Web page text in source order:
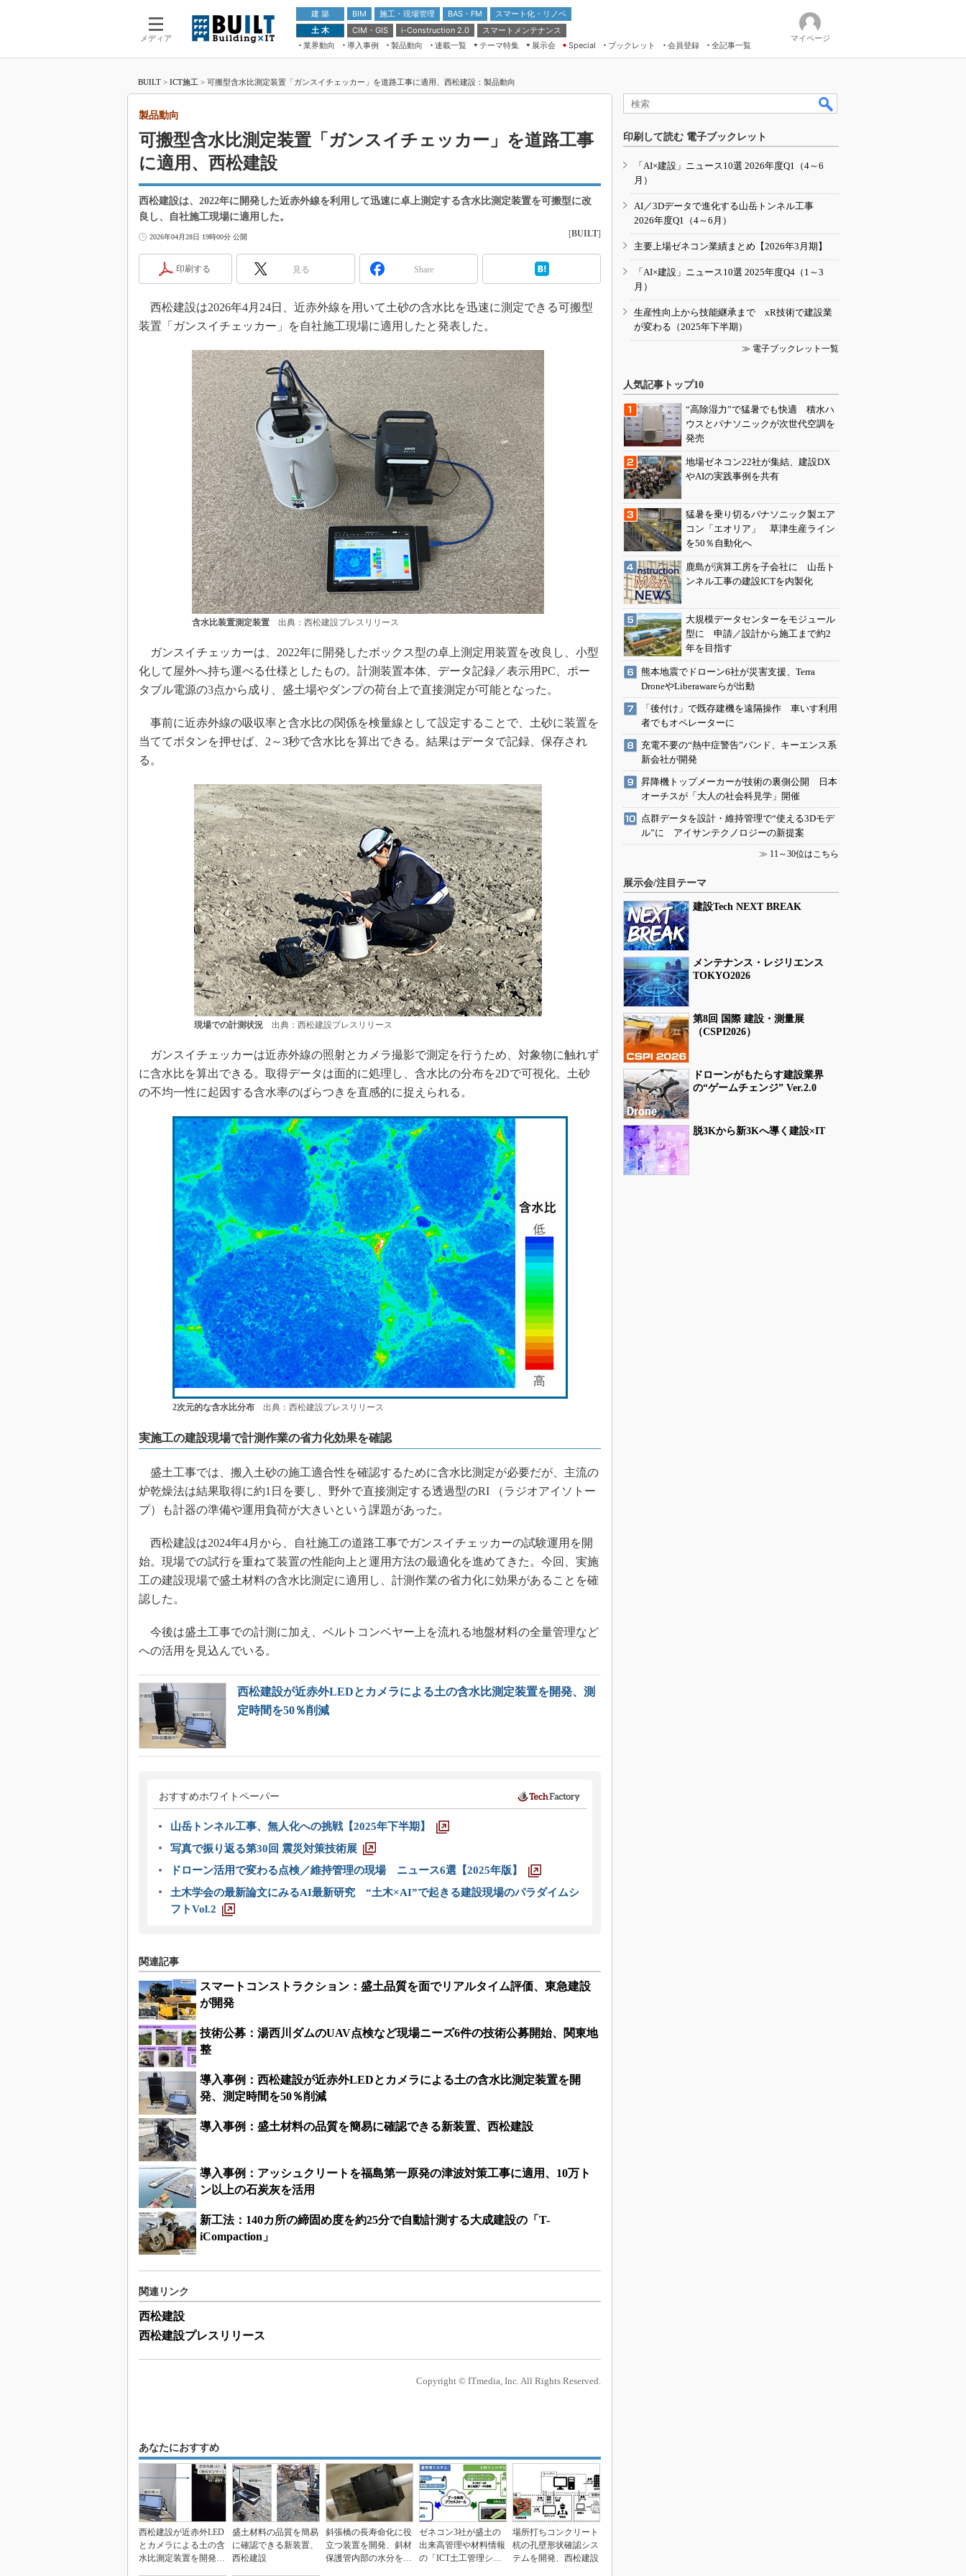
メディア
建 築 BIM 施工・現場管理 BAS・FM
スマート化・リノベ
土 木
CIM・GIS i-Construction 2.0
スマートメンテナンス
業界動向
導入事例 製品動向 連載一覧
テーマ特集
ドローンがもたらす建設業界の“ゲー
ムチェンジ” Ver.2.0
“Society5.0”時代のスマートビル
展示会
第8回 国際 建設・測量展
築・土木・不動産の先端技術展－
メンテナンス・レジリエンスOSAKA
IGAS2018
Special ブックレット 会員登録 全記事一覧
マイページ
BUILT > ICT施工 > 可搬型含水比測定装置「ガンスイチェッカー」を道路工事に適用、西松建設：製品動向
可搬型含水比測定装置「ガンスイチェッカー」を道路工事
に適用、西松建設
製品動向
西松建設は、2022年に開発した近赤外線を利用して迅速に卓上測定する含水比測定装置を可搬型に改
良し、自社施工現場に適用した。
2026年04月28日 19時00分 公開 [BUILT]
印刷する 見る Share
西松建設は2026年4月24日、近赤外線を用いて土砂の含水比を迅速に測定できる可搬型
装置「ガンスイチェッカー」を自社施工現場に適用したと発表した。
含水比装置測定装置出典：西松建設プレスリリース
ガンスイチェッカーは、2022年に開発したボックス型の卓上測定用装置を改良し、小型
化して屋外へ持ち運べる仕様としたもの。計測装置本体、データ記録／表示用PC、ポー
タブル電源の3点から成り、盛土場やダンプの荷台上で直接測定が可能となった。
事前に近赤外線の吸収率と含水比の関係を検量線として設定することで、土砂に装置を
当ててボタンを押せば、2～3秒で含水比を算出できる。結果はデータで記録、保存され
る。
現場での計測状況出典：西松建設プレスリリース
ガンスイチェッカーは近赤外線の照射とカメラ撮影で測定を行うため、対象物に触れず
に含水比を算出できる。取得データは面的に処理し、含水比の分布を2Dで可視化。土砂
の不均一性に起因する含水率のばらつきを直感的に捉えられる。
2次元的な含水比分布出典：西松建設プレスリリース
実施工の建設現場で計測作業の省力化効果を確認
盛土工事では、搬入土砂の施工適合性を確認するために含水比測定が必要だが、主流の
炉乾燥法は結果取得に約1日を要し、野外で直接測定する透過型のRI （ラジオアイソトー
プ）も計器の準備や運用負荷が大きいという課題があった。
西松建設は2024年4月から、自社施工の道路工事でガンスイチェッカーの試験運用を開
始。現場での試行を重ねて装置の性能向上と運用方法の最適化を進めてきた。今回、実施
工の建設現場で盛土材料の含水比測定に適用し、計測作業の省力化に効果があることを確
認した。
今後は盛土工事での計測に加え、ベルトコンベヤー上を流れる地盤材料の全量管理など
への活用を見込んでいる。
西松建設が近赤外LEDとカメラによる土の含水比測定装置を開発、測
定時間を50％削減
おすすめホワイトペーパー
山岳トンネル工事、無人化への挑戦【2025年下半期】
写真で振り返る第30回 震災対策技術展
ドローン活用で変わる点検／維持管理の現場 ニュース6選【2025年版】
土木学会の最新論文にみるAI最新研究 “土木×AI”で起きる建設現場のパラダイムシ
フトVol.2
関連記事
スマートコンストラクション：盛土品質を面でリアルタイム評価、東急建設
が開発
技術公募：湯西川ダムのUAV点検など現場ニーズ6件の技術公募開始、関東地
整
導入事例：西松建設が近赤外LEDとカメラによる土の含水比測定装置を開
発、測定時間を50％削減
導入事例：盛土材料の品質を簡易に確認できる新装置、西松建設
導入事例：アッシュクリートを福島第一原発の津波対策工事に適用、10万ト
ン以上の石炭灰を活用
新工法：140カ所の締固め度を約25分で自動計測する大成建設の「T-
iCompaction」
関連リンク
西松建設
西松建設プレスリリース
Copyright © ITmedia, Inc. All Rights Reserved.
あなたにおすすめ
西松建設が近赤外LED
とカメラによる土の含
水比測定装置を開発、
盛土材料の品質を簡易
に確認できる新装置、
西松建設
斜張橋の長寿命化に役
立つ装置を開発、斜材
保護管内部の水分を測
ゼネコン3社が盛土の
出来高管理や材料情報
の「ICT土工管理シス
場所打ちコンクリート
杭の孔壁形状確認シス
テムを開発、西松建設
印刷して読む 電子ブックレット
「AI×建設」ニュース10選 2026年度Q1（4～6
月）
AI／3Dデータで進化する山岳トンネル工事
2026年度Q1（4～6月）
主要上場ゼネコン業績まとめ【2026年3月期】
「AI×建設」ニュース10選 2025年度Q4（1～3
月）
生産性向上から技能継承まで xR技術で建設業
が変わる（2025年下半期）
≫ 電子ブックレット一覧
人気記事トップ10
“高除湿力”で猛暑でも快適 積水ハ
ウスとパナソニックが次世代空調を
発売
地場ゼネコン22社が集結、建設DX
やAIの実践事例を共有
猛暑を乗り切るパナソニック製エア
コン「エオリア」 草津生産ライン
を50％自動化へ
鹿島が演算工房を子会社に 山岳ト
ンネル工事の建設ICTを内製化
大規模データセンターをモジュール
型に 申請／設計から施工まで約2
年を目指す
熊本地震でドローン6社が災害支援、Terra
DroneやLiberawareらが出動
「後付け」で既存建機を遠隔操作 車いす利用
者でもオペレーターに
充電不要の“熱中症警告”バンド、キーエンス系
新会社が開発
昇降機トップメーカーが技術の裏側公開 日本
オーチスが「大人の社会科見学」開催
点群データを設計・維持管理で“使える3Dモデ
ル”に アイサンテクノロジーの新提案
≫ 11～30位はこちら
展示会/注目テーマ
建設Tech NEXT BREAK
メンテナンス・レジリエンス
TOKYO2026
第8回 国際 建設・測量展
（CSPI2026）
ドローンがもたらす建設業界
の“ゲームチェンジ” Ver.2.0
脱3Kから新3Kへ導く建設×IT